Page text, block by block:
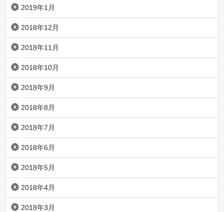
2019年1月
2018年12月
2018年11月
2018年10月
2018年9月
2018年8月
2018年7月
2018年6月
2018年5月
2018年4月
2018年3月